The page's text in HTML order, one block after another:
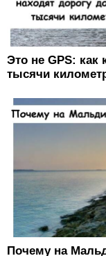
Это не GPS: как
тысячи
Почему на